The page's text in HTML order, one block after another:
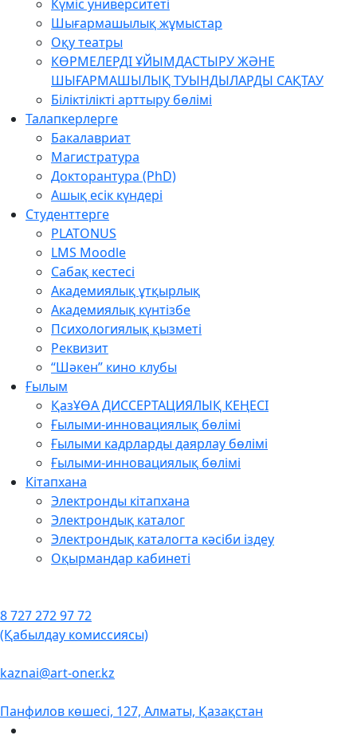
Күміс университеті
Шығармашылық жұмыстар
Оқу театры
КӨРМЕЛЕРДІ ҰЙЫМДАСТЫРУ ЖӘНЕ
ШЫҒАРМАШЫЛЫҚ ТУЫНДЫЛАРДЫ САҚТАУ
Біліктілікті арттыру бөлімі
Талапкерлерге
Бакалавриат
Магистратура
Докторантура (PhD)
Ашық есік күндері
Студенттерге
PLATONUS
LMS Moodle
Сабақ кестесі
Академиялық ұтқырлық
Академиялық күнтізбе
Психологиялық қызметі
Реквизит
“Шәкен” кино клубы
Ғылым
ҚазҰӨА ДИССЕРТАЦИЯЛЫҚ КЕҢЕСІ
Ғылыми-инновациялық бөлімі
Ғылыми кадрларды даярлау бөлімі
Ғылыми-инновациялық бөлімі
Кітапхана
Электронды кітапхана
Электрондық каталог
Электрондық каталогта кәсіби іздеу
Оқырмандар кабинеті
8 727 272 97 72
(Қабылдау комиссиясы)
kaznai@art-oner.kz
Панфилов көшесі, 127, Алматы, Қазақстан